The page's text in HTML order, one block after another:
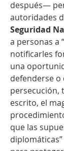
después—
autoridades
Seguridad
a personas a
notificarles
una
defenderse
persecución,
escrito, el
que las